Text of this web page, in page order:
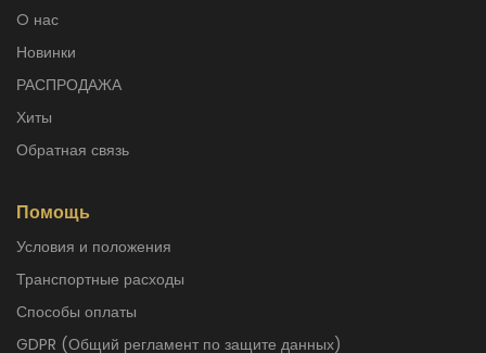
O нас
Новинки
РАСПРОДАЖА
Хиты
Обратная связь
Помощь
Условия и положения
Транспортные расходы
способы оплаты
GDPR (Общий регламент по защите данных)